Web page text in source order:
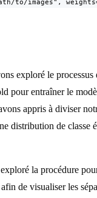
to/images",
exploré le
pour entraîner le
appris à diviser
distribution de classe
la procédure
de visualiser les